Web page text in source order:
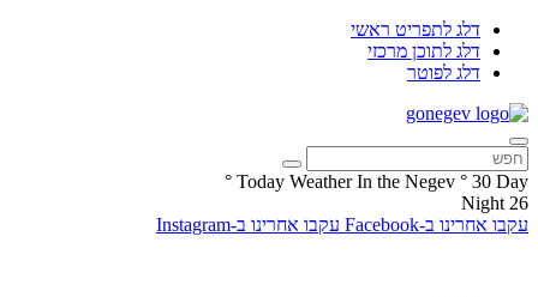
דלג לתפריט ראשי
דלג לתוכן מרכזי
דלג לפוטר
Today Weather In the Negev ° 30 Day
°
26
Night
עקבו אחרינו ב-Facebook
עקבו אחרינו ב-Instagram